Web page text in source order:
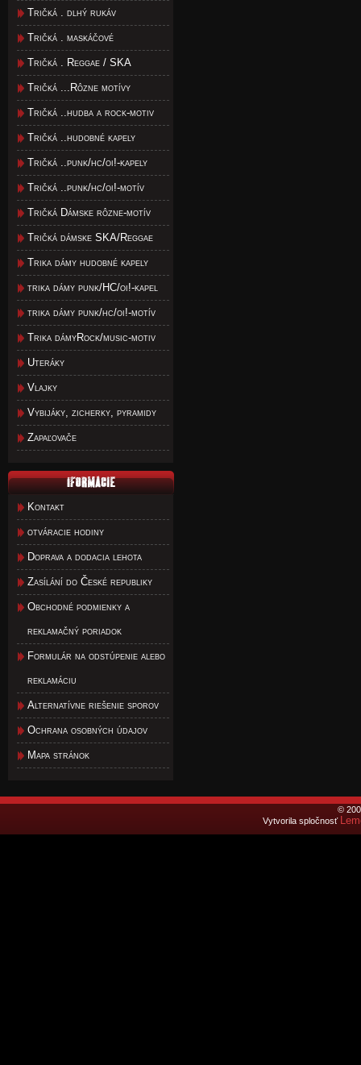
Tričká . dlhý rukáv
Tričká . maskáčové
Tričká . Reggae / SKA
Tričká ...Rôzne motívy
Tričká ..hudba a rock-motiv
Tričká ..hudobné kapely
Tričká ..punk/hc/oi!-kapely
Tričká ..punk/hc/oi!-motív
Tričká Dámske rôzne-motív
Tričká dámske SKA/Reggae
Trika dámy hudobné kapely
trika dámy punk/HC/oi!-kapel
trika dámy punk/hc/oi!-motív
Trika dámyRock/music-motiv
Uteráky
Vlajky
Vybijáky, zicherky, pyramidy
Zapaľovače
Kontakt
otváracie hodiny
Doprava a dodacia lehota
Zasílání do České republiky
Obchodné podmienky a
reklamačný poriadok
Formulár na odstúpenie alebo
reklamáciu
Alternatívne riešenie sporov
Ochrana osobných údajov
Mapa stránok
©
Vytvorila spločnosť